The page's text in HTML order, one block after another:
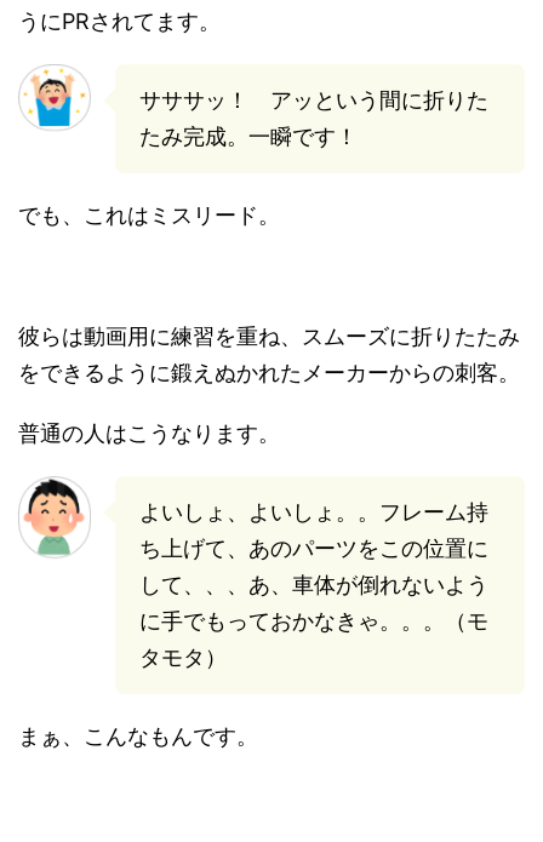
うにPRされてます。
サササッ！ アッという間に折りた
たみ完成。一瞬です！
でも、これはミスリード。
彼らは動画用に練習を重ね、スムーズに折りたたみ
をできるように鍛えぬかれたメーカーからの刺客。
普通の人はこうなります。
よいしょ、よいしょ。。フレーム持
ち上げて、あのパーツをこの位置に
して、、、あ、車体が倒れないよう
に手でもっておかなきゃ。。。（モ
タモタ）
まぁ、こんなもんです。